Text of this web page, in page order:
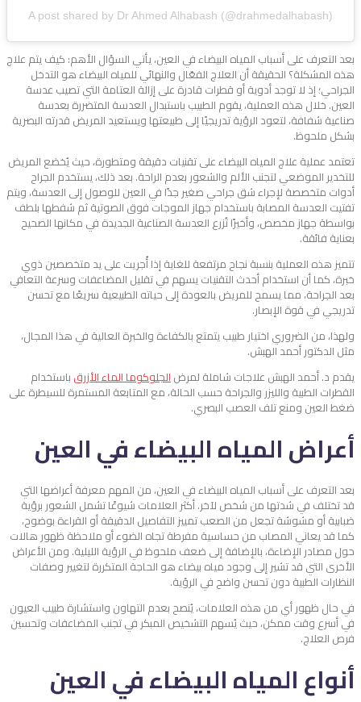
A post shared by Dr Ahmed Alhabash (@drahmedalhabash)
بعد التعرف على أسباب المياه البيضاء في العين، يأتي السؤال الأهم: كيف يتم علاج
هذه المشكلة؟ الحقيقة أن العلاج الفعّال والنهائي للمياه البيضاء هو التدخل
الجراحي؛ إذ لا توجد أدوية أو قطرات قادرة على إزالة العتامة التي تصيب عدسة
العين. خلال هذه العملية، يقوم الطبيب باستبدال العدسة المتضررة بعدسة
صناعية شفافة، لتعود الرؤية تدريجيًا إلى طبيعتها ويستعيد المريض قدرته البصرية
بشكل ملحوظ.
تعتمد عملية علاج المياه البيضاء على تقنيات دقيقة ومتطورة، حيث يُخضع المريض
للتخدير الموضعي لتجنب الألم والشعور بعدم الراحة. بعد ذلك، يستخدم الجراح
أدوات متخصصة لإجراء شق جراحي صغير جدًا في العين للوصول إلى العدسة، ويتم
تفتيت العدسة المصابة باستخدام جهاز الموجات فوق الصوتية ثم شفطها بلطف
بواسطة جهاز مخصص، وأخيرًا تُزرع العدسة الصناعية الجديدة في مكانها الصحيح
بعناية فائقة.
تتميز هذه العملية بنسبة نجاح مرتفعة للغاية إذا أُجريت على يد متخصصين ذوي
خبرة، كما أن استخدام أحدث التقنيات يسهم في تقليل المضاعفات وسرعة التعافي
بعد الجراحة، مما يسمح للمريض بالعودة إلى حياته الطبيعية سريعًا مع تحسن
تدريجي في قوة الإبصار.
ولهذا، من الضروري اختيار طبيب يتمتع بالكفاءة والخبرة العالية في هذا المجال،
مثل الدكتور أحمد الهبش.
يقدم د. أحمد الهبش علاجات شاملة لمرضالجلوكوما الماء الأزرق باستخدام
القطرات الطبية والليزر والجراحة حسب الحالة، مع المتابعة المستمرة للسيطرة على
ضغط العين ومنع تلف العصب البصري.
أعراض المياه البيضاء في العين
بعد التعرف على أسباب المياه البيضاء في العين، من المهم معرفة أعراضها التي
قد تختلف في شدتها من شخص لآخر. أكثر العلامات شيوعًا تشمل الشعور برؤية
ضبابية أو مشوشة تجعل من الصعب تمييز التفاصيل الدقيقة أو القراءة بوضوح،
كما قد يعاني المصاب من حساسية مفرطة تجاه الضوء أو ملاحظة ظهور هالات
حول مصادر الإضاءة، بالإضافة إلى ضعف ملحوظ في الرؤية الليلية. ومن الأعراض
الأخرى التي قد تشير إلى وجود مياه بيضاء هو الحاجة المتكررة لتغيير وصفات
النظارات الطبية دون تحسن واضح في الرؤية.
في حال ظهور أي من هذه العلامات، يُنصح بعدم التهاون واستشارة طبيب العيون
في أسرع وقت ممكن، حيث يُسهم التشخيص المبكر في تجنب المضاعفات وتحسين
فرص العلاج.
أنواع المياه البيضاء في العين